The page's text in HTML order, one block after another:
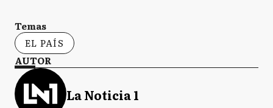
Temas
EL PAÍS
AUTOR
La Noticia 1